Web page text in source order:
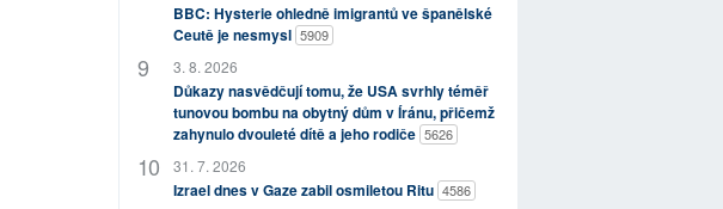
BBC: Hysterie ohledně imigrantů ve španělské
Ceutě je nesmysl 5909
3. 8. 2026
Důkazy nasvědčují tomu, že USA svrhly téměř
tunovou bombu na obytný dům v Íránu, přičemž
zahynulo dvouleté dítě a jeho rodiče 5626
31. 7. 2026
Izrael dnes v Gaze zabil osmiletou Ritu 4586